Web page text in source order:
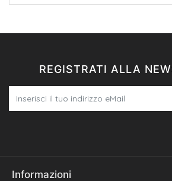
REGISTRATI ALLA
Informazioni